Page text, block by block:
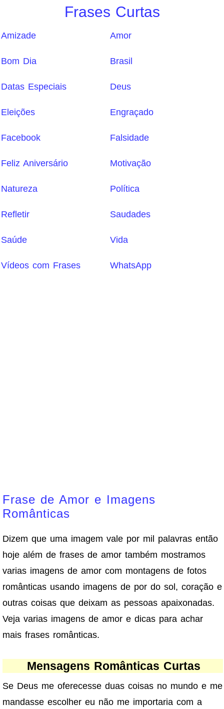
Frases Curtas
Amizade Amor
Bom Dia Brasil
Datas Especiais Deus
Eleições Engraçado
Facebook Falsidade
Feliz Aniversário Motivação
Natureza Política
Refletir Saudades
Saúde Vida
Vídeos com Frases WhatsApp
Frase de Amor e Imagens
Românticas
Dizem que uma imagem vale por mil palavras então
hoje além de frases de amor também mostramos
varias imagens de amor com montagens de fotos
românticas usando imagens de por do sol, coração e
outras coisas que deixam as pessoas apaixonadas.
Veja varias imagens de amor e dicas para achar
mais frases românticas.
Mensagens Românticas Curtas
Se Deus me oferecesse duas coisas no mundo e me
mandasse escolher eu não me importaria com a